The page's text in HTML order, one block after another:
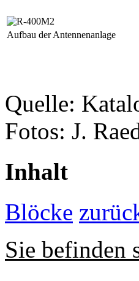
Aufbau der Antennenanlage
Quelle:
Fotos: J.
Inhalt
Blöcke
Sie befinden